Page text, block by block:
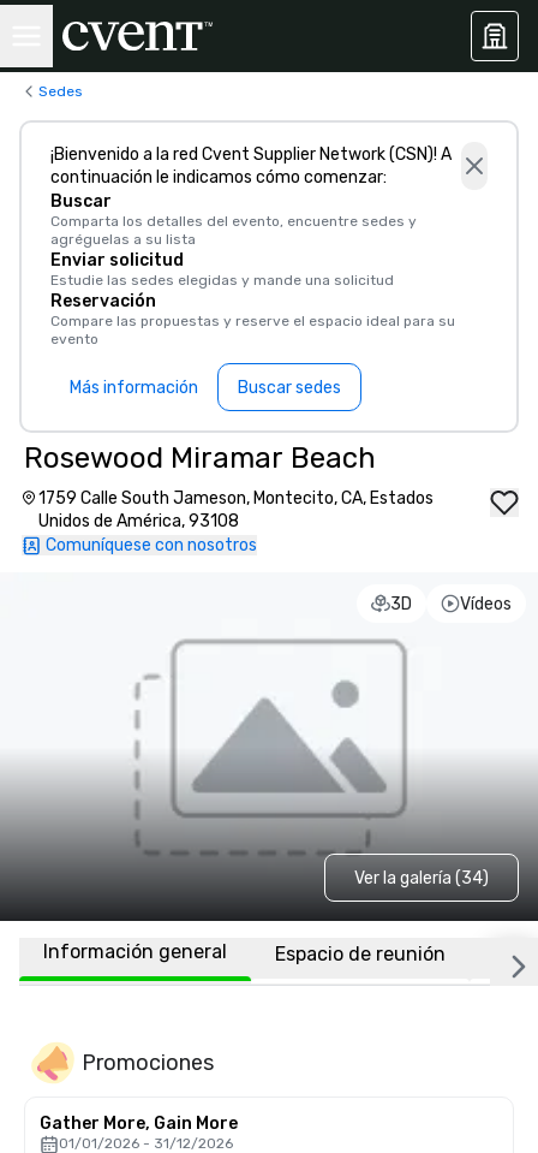
Sedes
¡Bienvenido a la red Cvent Supplier Network (CSN)! A
continuación le indicamos cómo comenzar:
Buscar
Comparta los detalles del evento, encuentre sedes y
agréguelas a su lista
Enviar solicitud
Estudie las sedes elegidas y mande una solicitud
Reservación
Compare las propuestas y reserve el espacio ideal para su
evento
Más información Buscar sedes
Rosewood Miramar Beach
1759 Calle South Jameson, Montecito, CA, Estados
Unidos de América, 93108
Comuníquese con nosotros
3D Vídeos
Ver la galería (34)
Información general Espacio de reunión
Promociones
Gather More, Gain More
01/01/2026 - 31/12/2026